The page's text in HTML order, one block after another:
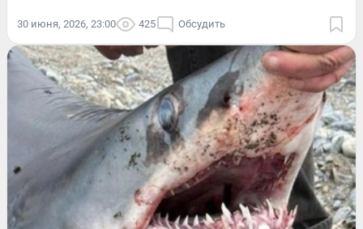
30 июня, 2026, 23:00 425 Обсудить